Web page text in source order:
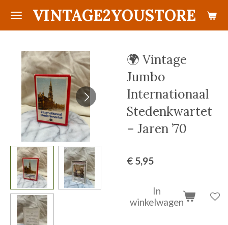
Ga
hoofdinhoud
VINTAGE2YOUSTORE
🌍 Vintage
Jumbo
Internationaal
Stedenkwartet
– Jaren ’70
€ 5,95
In
winkelwagen